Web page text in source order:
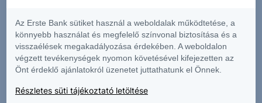
utolsó árjegyzői vételi árának különbségét mutatják.
Figyelem! Jelen információs oldalon közölt alaptermék
árfolyamok és az ebből számított tőkeáttétel nem
valós idejűek, csak információs céllal kerülnek
legkésőbb az eseményt követő napon kerülnek
Az Erste Bank sütiket használ a weboldalak működtetése, a
könnyebb használat és megfelelő színvonal biztosítása és a
visszaélések megakadályozása érdekében. A weboldalon
végzett tevékenységek nyomon követésével kifejezetten az
Önt érdeklő ajánlatokról üzenetet juttathatunk el Önnek.
Részletes süti tájékoztató letöltése